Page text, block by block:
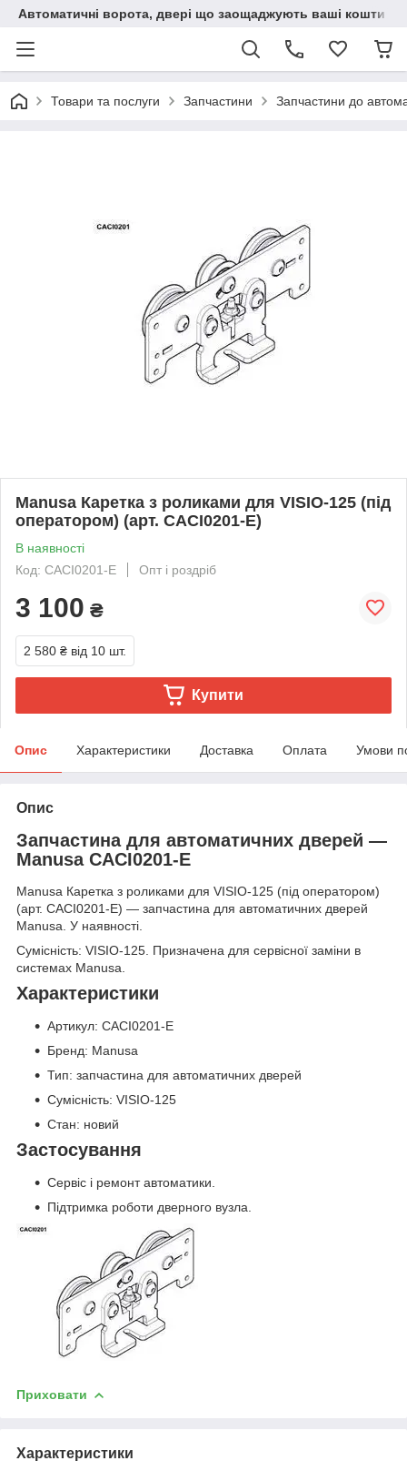
Автоматичні ворота, двері що заощаджують ваші кошти
Товари та послуги Запчастини Запчастини до
Manusa Каретка з роликами для VISIO-125 (під
оператором) (арт. CACI0201-E)
В наявності
Код: CACI0201-E
Опт і роздріб
3 100 ₴
2 580 ₴ від 10 шт.
Купити
Опис Характеристики Доставка Оплата Умови
Опис
Запчастина для автоматичних дверей —
Manusa CACI0201-E
Manusa Каретка з роликами для VISIO-125 (під оператором)
(арт. CACI0201-E) — запчастина для автоматичних дверей
Manusa. У наявності.
Сумісність: VISIO-125. Призначена для сервісної заміни в
системах Manusa.
Характеристики
Артикул: CACI0201-E
Бренд: Manusa
Тип: запчастина для автоматичних дверей
Сумісність: VISIO-125
Стан: новий
Застосування
Сервіс і ремонт автоматики.
Підтримка роботи дверного вузла.
Приховати
Характеристики